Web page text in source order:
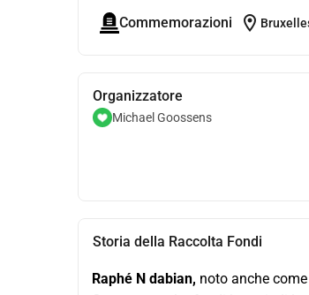
Commemorazioni location_on
Organizzatore
Michael Goossens
Storia della Raccolta Fondi
Raphé N dabian, noto anche come